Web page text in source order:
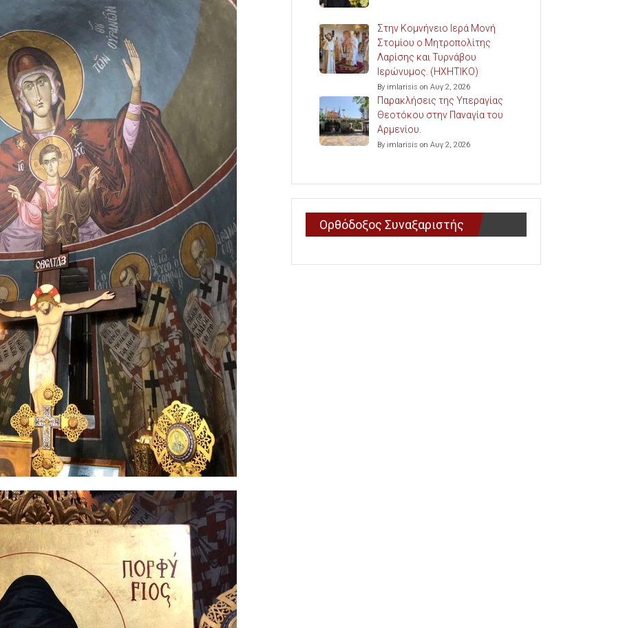
Στην Κομνήνειο Ιερά Μονή
Στομίου ο Μητροπολίτης
Λαρίσης και Τυρνάβου
Ιερώνυμος. (ΗΧΗΤΙΚΟ)
By imlarisis on Αυγ 2, 2026
Παρακλήσεις της Υπεραγίας
Θεοτόκου στην Παναγία του
Αρμενίου.
By imlarisis on Αυγ 2, 2026
Ορθόδοξος Συναξαριστής